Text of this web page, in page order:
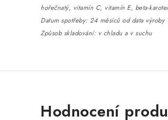
hořečnatý, vitamín C, vitamín E, beta-
Datum spotřeby: 24 měsíců od data výroby
Způsob skladování: v chladu a v suchu
Hodnocení